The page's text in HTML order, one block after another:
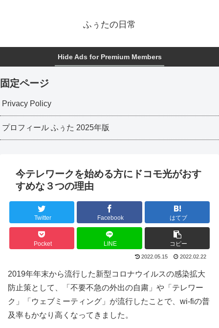
ふぅたの日常
Hide Ads for Premium Members
固定ページ
Privacy Policy
プロフィール ふぅた 2025年版
今テレワークを始める方にドコモ光がおす
すめな３つの理由
Twitter Facebook はてブ
Pocket LINE コピー
2022.05.15 2022.02.22
2019年年末から流行した新型コロナウイルスの感染拡大
防止策として、「不要不急の外出の自粛」や「テレワー
ク」「ウェブミーティング」が流行したことで、wi-fiの普
及率もかなり高くなってきました。